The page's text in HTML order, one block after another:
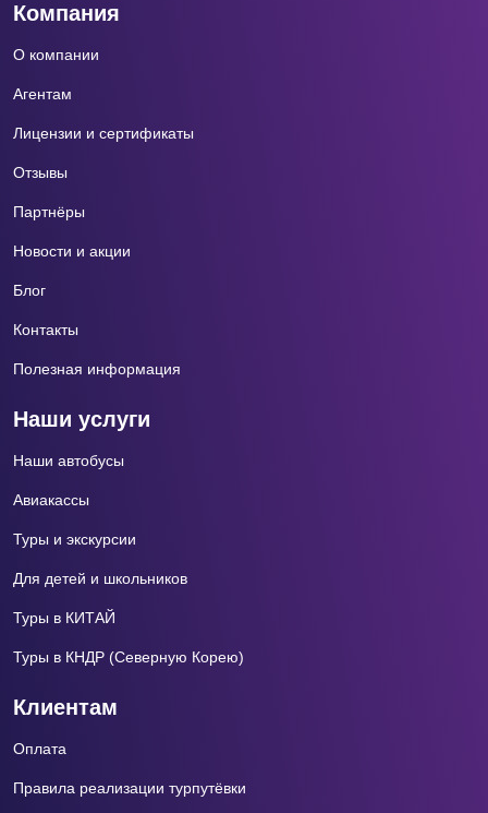
Компания
О компании
Агентам
Лицензии и сертификаты
Отзывы
Партнёры
Новости и акции
Блог
Контакты
Полезная информация
Наши услуги
Наши автобусы
Авиакассы
Туры и экскурсии
Для детей и школьников
Туры в КИТАЙ
Туры в КНДР (Северную Корею)
Клиентам
Оплата
Правила реализации турпутёвки